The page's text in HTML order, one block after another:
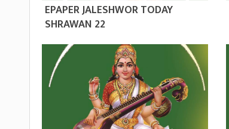
EPAPER JALESHWOR TODAY
SHRAWAN 22